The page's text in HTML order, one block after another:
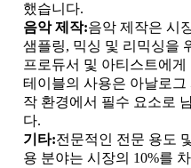
했습니다.
음악 제작:음악 제작은 시
샘플링, 믹싱 및 리믹싱을
프로듀서 및 아티스트에
테이블의 사용은 아날로그
작 환경에서 필수 요소로
다.
기타:전문적인 전문 용도
용 분야는 시장의 10%를